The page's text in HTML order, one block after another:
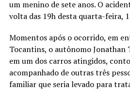
um menino de sete anos. O
volta das 19h desta quarta-feira,
Momentos após o ocorrido, em
Tocantins, o autônomo Jonathan
em um dos carros atingidos,
acompanhado de outras três
familiar que seria levado para